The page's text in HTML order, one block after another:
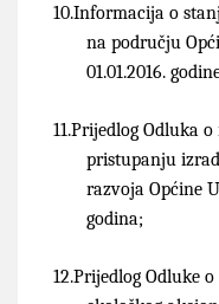
10.Informacija o
na području
01.01.2016.
11.Prijedlog Odluka
pristupanju
razvoja Općine
godina;
12.Prijedlog Odluke